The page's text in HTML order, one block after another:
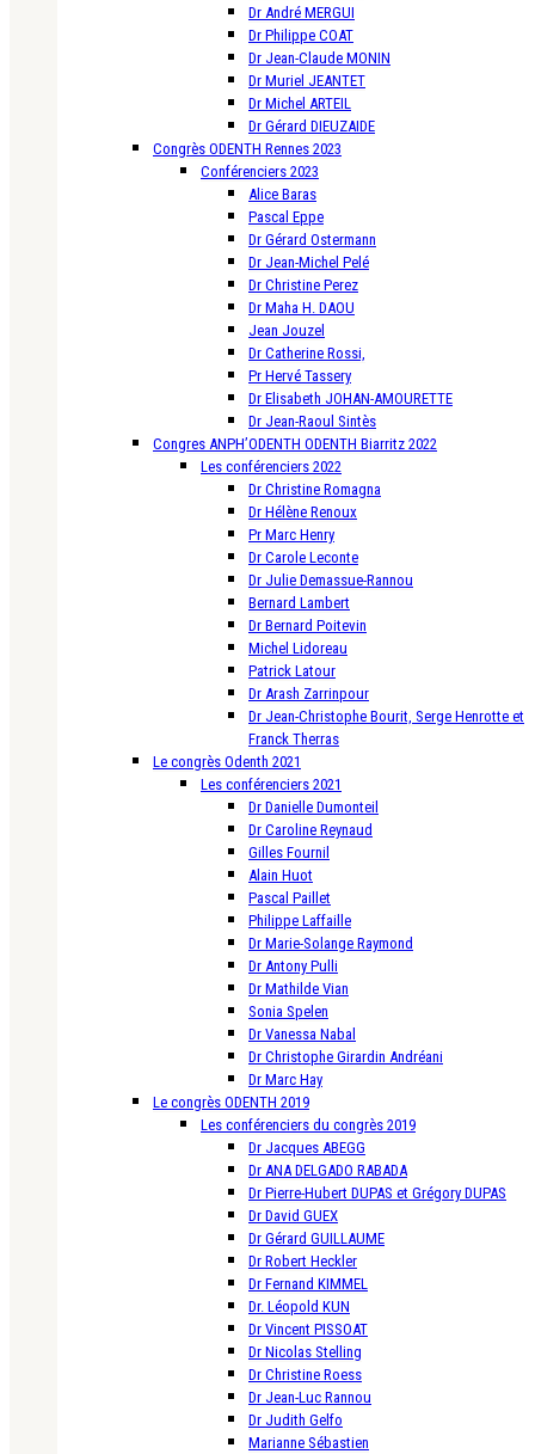
Dr André MERGUI
Dr Philippe COAT
Dr Jean-Claude MONIN
Dr Muriel JEANTET
Dr Michel ARTEIL
Dr Gérard DIEUZAIDE
Congrès ODENTH Rennes 2023
Conférenciers 2023
Alice Baras
Pascal Eppe
Dr Gérard Ostermann
Dr Jean-Michel Pelé
Dr Christine Perez
Dr Maha H. DAOU
Jean Jouzel
Dr Catherine Rossi,
Pr Hervé Tassery
Dr Elisabeth JOHAN-AMOURETTE
Dr Jean-Raoul Sintès
Congres ANPH’ODENTH ODENTH Biarritz 2022
Les conférenciers 2022
Dr Christine Romagna
Dr Hélène Renoux
Pr Marc Henry
Dr Carole Leconte
Dr Julie Demassue-Rannou
Bernard Lambert
Dr Bernard Poitevin
Michel Lidoreau
Patrick Latour
Dr Arash Zarrinpour
Dr Jean-Christophe Bourit, Serge Henrotte et
Franck Therras
Le congrès Odenth 2021
Les conférenciers 2021
Dr Danielle Dumonteil
Dr Caroline Reynaud
Gilles Fournil
Alain Huot
Pascal Paillet
Philippe Laffaille
Dr Marie-Solange Raymond
Dr Antony Pulli
Dr Mathilde Vian
Sonia Spelen
Dr Vanessa Nabal
Dr Christophe Girardin Andréani
Dr Marc Hay
Le congrès ODENTH 2019
Les conférenciers du congrès 2019
Dr Jacques ABEGG
Dr ANA DELGADO RABADA
Dr Pierre-Hubert DUPAS et Grégory DUPAS
Dr David GUEX
Dr Gérard GUILLAUME
Dr Robert Heckler
Dr Fernand KIMMEL
Dr. Léopold KUN
Dr Vincent PISSOAT
Dr Nicolas Stelling
Dr Christine Roess
Dr Jean-Luc Rannou
Dr Judith Gelfo
Marianne Sébastien